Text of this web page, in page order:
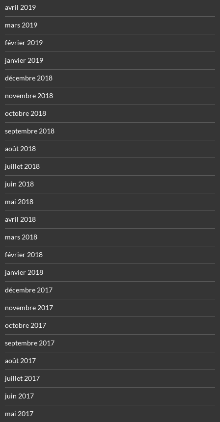
avril 2019
mars 2019
février 2019
janvier 2019
décembre 2018
novembre 2018
octobre 2018
septembre 2018
août 2018
juillet 2018
juin 2018
mai 2018
avril 2018
mars 2018
février 2018
janvier 2018
décembre 2017
novembre 2017
octobre 2017
septembre 2017
août 2017
juillet 2017
juin 2017
mai 2017